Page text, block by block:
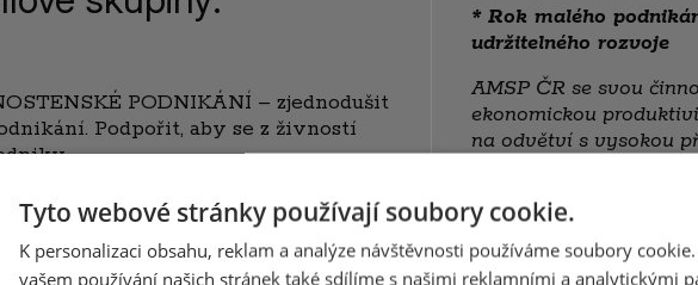
PODNIKÁNÍ – zjednodušit
Podpořit, aby se z živností
programy k FINÁLNÍMU
vyšší PŘIDANÉ HODNOTĚ, zvýšit
* Rok malého
udržitelného rozvoje
AMSP ČR se svou
ekonomickou
na odvětví s vysokou
a na politiky, které
a MSP (SDGs 8.3).
trvalého, inkluzivního
růstu (SDGs Cíl 8).
Tyto webové stránky používají soubory cookie.
K personalizaci obsahu, reklam a analýze návštěvnosti používáme soubory
vašem používání našich stránek také sdílíme s našimi reklamními a analytickými